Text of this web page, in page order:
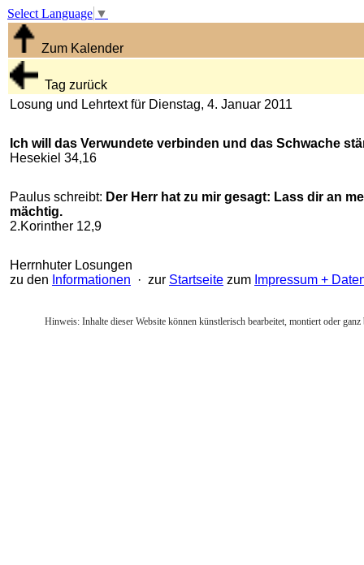
Select Language ▼
Zum Kalender
Tag zurück
Losung und Lehrtext für Dienstag, 4. Januar 2011
Ich will das Verwundete verbinden und das Schwache
Hesekiel 34,16
Paulus schreibt: Der Herr hat zu mir gesagt: Lass dir an
mächtig.
2.Korinther 12,9
Herrnhuter Losungen
zu den Informationen · zur Startseite zum Impressum +
Hinweis: Inhalte dieser Website können künstlerisch bearbeitet, montiert oder